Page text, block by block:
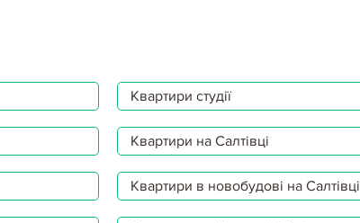
Квартири студії
Квартири на Салтівці
Квартири в новобудові на Салтівці